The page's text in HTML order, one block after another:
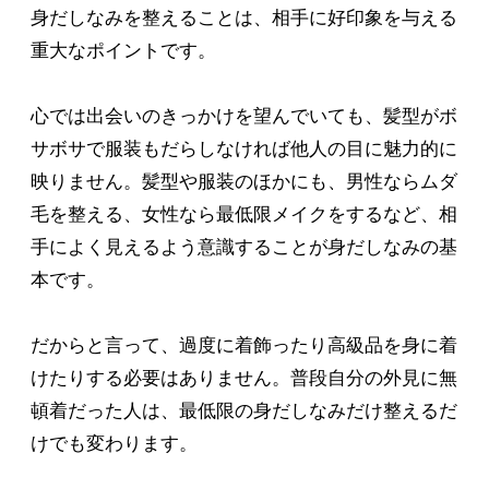
身だしなみを整えることは、相手に好印象を与える
重大なポイントです。
心では出会いのきっかけを望んでいても、髪型がボ
サボサで服装もだらしなければ他人の目に魅力的に
映りません。髪型や服装のほかにも、男性ならムダ
毛を整える、女性なら最低限メイクをするなど、相
手によく見えるよう意識することが身だしなみの基
本です。
だからと言って、過度に着飾ったり高級品を身に着
けたりする必要はありません。普段自分の外見に無
頓着だった人は、最低限の身だしなみだけ整えるだ
けでも変わります。